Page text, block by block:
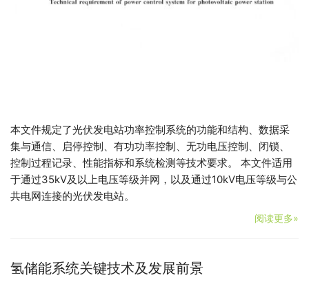
本文件规定了光伏发电站功率控制系统的功能和结构、数据采
集与通信、启停控制、有功功率控制、无功电压控制、闭锁、
控制过程记录、性能指标和系统检测等技术要求。 本文件适用
于通过35kV及以上电压等级并网，以及通过10kV电压等级与公
共电网连接的光伏发电站。
阅读更多»
氢储能系统关键技术及发展前景